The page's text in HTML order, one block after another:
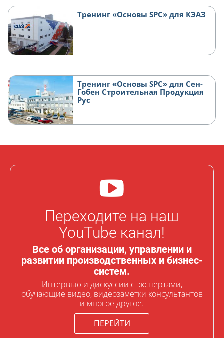
Тренинг «Основы SPC» для КЭАЗ
Тренинг «Основы SPC» для Сен-
Гобен Строительная Продукция
Рус
Переходите на наш
YouTube канал!
Все об организации, управлении и
развитии производственных и бизнес-
систем.
Интервью и дискуссии с экспертами,
обучающие видео, видеозаметки консультантов
и многое другое.
ПЕРЕЙТИ